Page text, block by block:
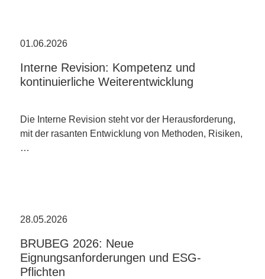
01.06.2026
Interne Revision: Kompetenz und
kontinuierliche Weiterentwicklung
Die Interne Revision steht vor der Herausforderung,
mit der rasanten Entwicklung von Methoden, Risiken,
…
28.05.2026
BRUBEG 2026: Neue
Eignungsanforderungen und ESG-
Pflichten